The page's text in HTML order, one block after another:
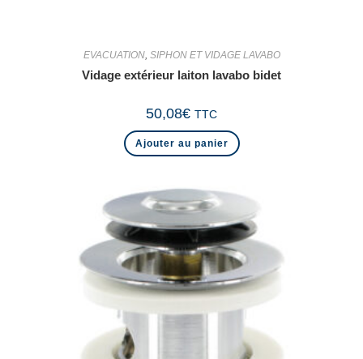
EVACUATION, SIPHON ET VIDAGE LAVABO
Vidage extérieur laiton lavabo bidet
50,08€ TTC
Ajouter au panier